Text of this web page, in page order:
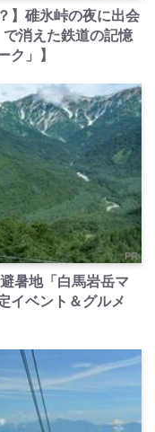
】碓氷峠の夜に出会
消えた鉄道の記憶
ク」】
PR
暑地「白馬岩岳マ
イベント＆グルメ